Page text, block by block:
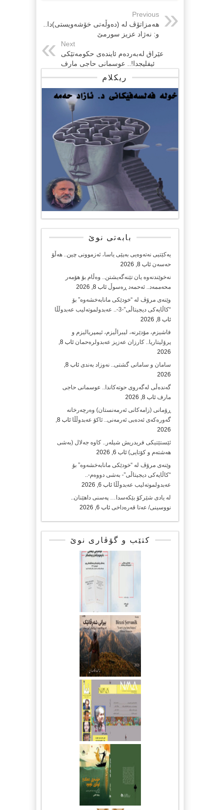
Previous
هه‌مزاتۆڤ له‌ (ده‌وڵه‌تی خۆشه‌ویستی)دا..
و: نه‌ژاد عزیز سورمێ
Next
عێراق لەبەردەم ئایندەی حکومەتێکی
ئیفلیجدا!.. عوسمانی حاجی مارف
ریکلام
بابەتی نوێ
یەکێتیی نەتەوەیی بەپێی یاسا، ئەزموونی چین.. هەڵۆ
حەسەن ئاب 8, 2026
نەخوێندنەوە یان تێنەگەیشتن.. وەڵام بۆ هۆمەر
محەممەد.. ئەحمەد ڕەسوڵ ئاب 8, 2026
وێنەی مرۆڤ لە “خودێکی مانابەخشەوە” بۆ
“کاڵایەکی دیجیتاڵی”-3-.. عەبدولموتەلیب عەبدوڵڵا
ئاب 8, 2026
فاشیزم، مۆدێرنە، لیبراڵیزم، ئیمپریالیزم و
پرۆلیتاریا.. کارزان عەزیز عەبدولرەحمان
ئاب 8,
2026
سامان و سامانی گشتی.. نەوزاد بەندی
ئاب 8,
2026
گەندەڵی لەگەروی حوتەکاندا.. عوسمانی حاجی
مارف ئاب 8, 2026
ڕۆمانی (زامه‌كانی ئەرمەنستان) وه‌رچه‌رخانه‌
گه‌وره‌كه‌ی ئه‌ده‌بی ئه‌رمه‌نی.. ئاكۆ عه‌بدوڵڵا
ئاب 8,
2026
ئێستێتیکی فریدریش شیلەر.. کاوە جەلال (بەشی
هەشتەم و کۆتایی) ئاب 6, 2026
وێنەی مرۆڤ لە “خودێکی مانابەخشەوە” بۆ
“کاڵایەکی دیجیتاڵی”- بەشی دووەم-..
عەبدولموتەلیب عەبدوڵڵا ئاب 6, 2026
لە یادی شێرکۆ بێکەسدا… پەسنی داهێنان..
نووسینی/ عەتا قەرەداخی ئاب 6, 2026
کتێب و گۆڤاری نوێ